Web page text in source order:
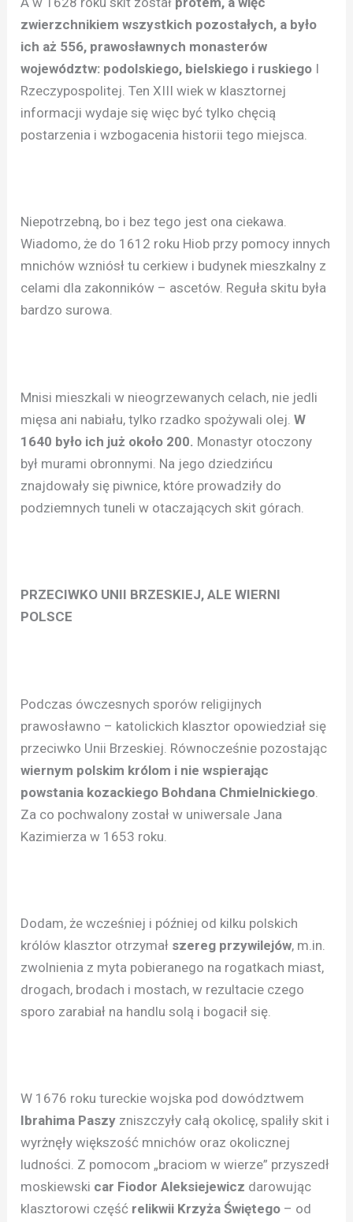
zwierzchnikiem wszystkich pozostałych, a było
ich aż 556, prawosławnych monasterów
województw: podolskiego, bielskiego i ruskiego I
Rzeczypospolitej. Ten XIII wiek w klasztornej
informacji wydaje się więc być tylko chęcią
postarzenia i wzbogacenia historii tego miejsca.
Niepotrzebną, bo i bez tego jest ona ciekawa.
Wiadomo, że do 1612 roku Hiob przy pomocy innych
mnichów wzniósł tu cerkiew i budynek mieszkalny z
celami dla zakonników – ascetów. Reguła skitu była
bardzo surowa.
Mnisi mieszkali w nieogrzewanych celach, nie jedli
mięsa ani nabiału, tylko rzadko spożywali olej.W
1640 było ich już około 200. Monastyr otoczony
był murami obronnymi. Na jego dziedzińcu
znajdowały się piwnice, które prowadziły do
podziemnych tuneli w otaczających skit górach.
PRZECIWKO UNII BRZESKIEJ, ALE WIERNI
POLSCE
Podczas ówczesnych sporów religijnych
prawosławno – katolickich klasztor opowiedział się
przeciwko Unii Brzeskiej. Równocześnie pozostając
wiernym polskim królom i nie wspierając
powstania kozackiego Bohdana Chmielnickiego
Za co pochwalony został w uniwersale Jana
Kazimierza w 1653 roku.
Dodam, że wcześniej i później od kilku polskich
królów klasztor otrzymał szereg przywilejów, m.in.
zwolnienia z myta pobieranego na rogatkach miast,
drogach, brodach i mostach, w rezultacie czego
sporo zarabiał na handlu solą i bogacił się.
W 1676 roku tureckie wojska pod dowództwem
Ibrahima Paszy zniszczyły całą okolicę, spaliły skit i
wyrżnęły większość mnichów oraz okolicznej
ludności. Z pomocom „braciom w wierze” przyszedł
moskiewski car Fiodor Aleksiejewicz darowując
klasztorowi część relikwii Krzyża Świętego – od